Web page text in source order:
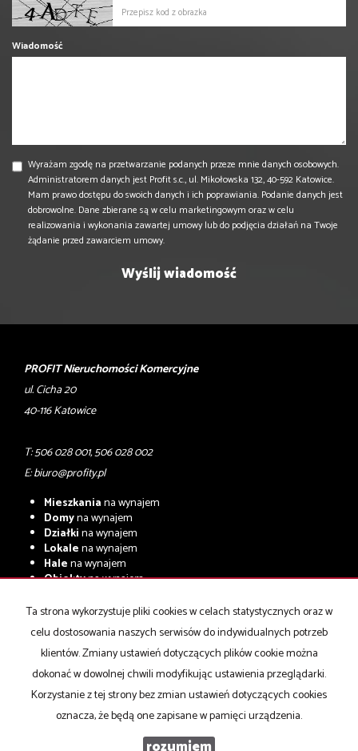
Wiadomość
Wyrażam zgodę na przetwarzanie podanych przeze mnie danych osobowych.
Administratorem danych jest Profit s.c., ul. Mikołowska 132, 40-592 Katowice.
Mam prawo dostępu do swoich danych i ich poprawiania. Podanie danych jest
dobrowolne. Dane zbierane są w celu marketingowym oraz w celu
realizowania i wykonania zawartej umowy lub do podjęcia działań na Twoje
żądanie przed zawarciem umowy.
PROFIT Nieruchomości Komercyjne
ul. Cicha 20
40-116 Katowice
T: 506 028 001, 506 028 002
E:biuro@profity.pl
Mieszkaniana wynajem
Domyna wynajem
Działkina wynajem
Lokalena wynajem
Halena wynajem
Obiektyna wynajem
Mieszkaniana sprzedaż
Domyna sprzedaż
Działkina sprzedaż
Lokalena sprzedaż
Hale na sprzedaż
Obiektyna sprzedaż
PROFIT NIERUCHOMOŚCI KOMERCYJNE
Ta strona wykorzystuje pliki cookies w celach statystycznych oraz w
celu dostosowania naszych serwisów do indywidualnych potrzeb
klientów. Zmiany ustawień dotyczących plików cookie można
dokonać w dowolnej chwili modyfikując ustawienia przeglądarki.
Korzystanie z tej strony bez zmian ustawień dotyczących cookies
oznacza, że będą one zapisane w pamięci urządzenia.